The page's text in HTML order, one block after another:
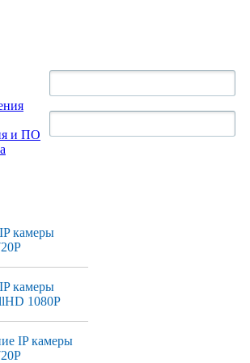
и ПО
камеры
камеры
1080P
IP камеры